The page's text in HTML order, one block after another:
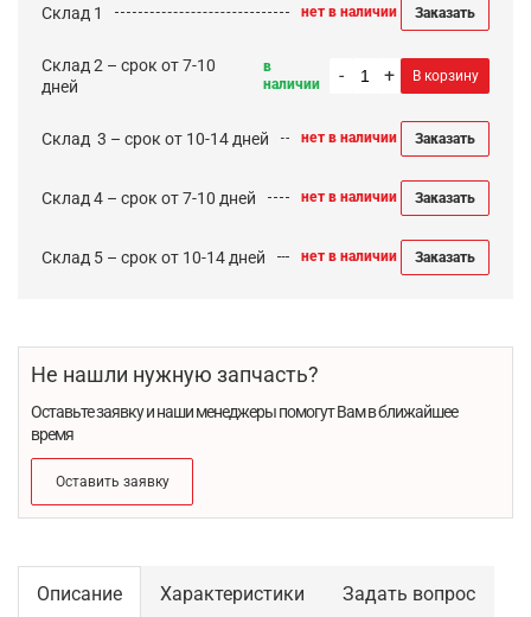
Склад 1 нет в наличии Заказать
Склад 2 – срок от 7-10
дней
в
наличии
- + В корзину
Cклад 3 – срок от 10-14 дней нет в наличии Заказать
Склад 4 – срок от 7-10 дней нет в наличии Заказать
Склад 5 – срок от 10-14 дней нет в наличии Заказать
Не нашли нужную запчасть?
Оставьте заявку и наши менеджеры помогут Вам в ближайшее
время
Оставить заявку
Описание Характеристики Задать вопрос